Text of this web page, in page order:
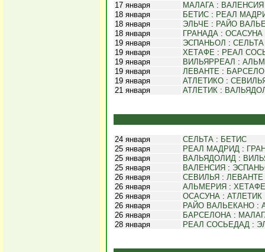
17 января МАЛАГА : ВАЛЕНСИЯ
18 января
БЕТИС : РЕАЛ
18 января
ЭЛЬЧЕ : РАЙО
18 января
ГРАНАДА : ОСАСУНА
19 января
ЭСПАНЬОЛ : СЕЛЬТА
19 января
ХЕТАФЕ : РЕАЛ
19 января
ВИЛЬЯРРЕАЛ :
19 января
ЛЕВАНТЕ :
19 января
АТЛЕТИКО :
21 января
АТЛЕТИК :
24 января СЕЛЬТА : БЕТИС
25 января
РЕАЛ МАДРИД :
25 января
ВАЛЬЯДОЛИД :
25 января
ВАЛЕНСИЯ :
26 января
СЕВИЛЬЯ : ЛЕВАНТЕ
26 января
АЛЬМЕРИЯ : ХЕТАФЕ
26 января
ОСАСУНА : АТЛЕТИК
26 января
РАЙО ВАЛЬЕКАНО :
26 января
БАРСЕЛОНА :
28 января
РЕАЛ СОСЬЕДАД :